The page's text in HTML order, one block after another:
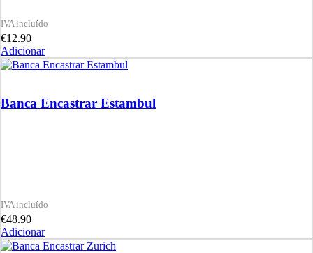
€12.90
Adicionar
Banca Encastrar Estambul
€48.90
Adicionar